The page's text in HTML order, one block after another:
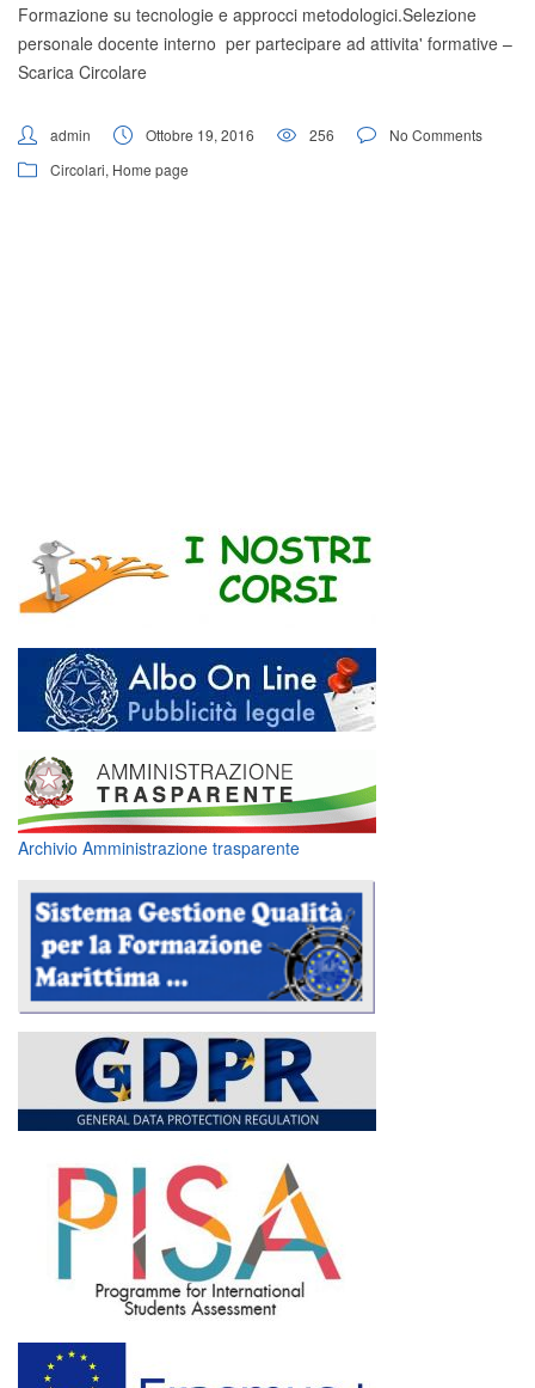
Formazione su tecnologie e approcci metodologici.Selezione
personale docente interno per partecipare ad attivita' formative –
Scarica Circolare
admin Ottobre 19, 2016 256
No Comments
Circolari, Home page
Archivio Amministrazione trasparente